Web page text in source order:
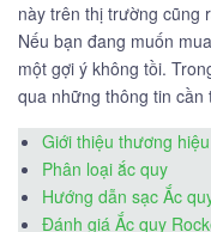
này trên thị trường cũng
Nếu bạn đang muốn
một gợi ý không tồi.
qua những thông tin
Giới thiệu thương
Phân loại ắc quy
Hướng dẫn sạc Ắc
Đánh giá Ắc quy